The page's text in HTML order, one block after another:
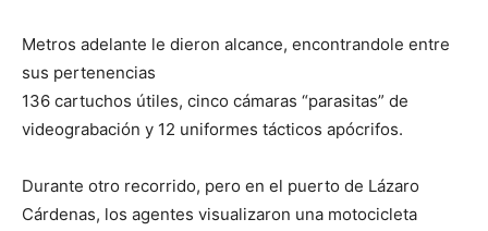
Metros adelante le dieron alcance, encontrandole entre
sus pertenencias
136 cartuchos útiles, cinco cámaras “parasitas” de
videograbación y 12 uniformes tácticos apócrifos.
Durante otro recorrido, pero en el puerto de Lázaro
Cárdenas, los agentes visualizaron una motocicleta